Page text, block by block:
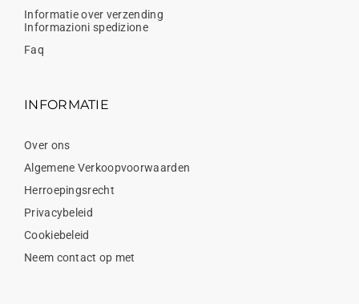
Informatie over verzending
Informazioni spedizione
Faq
INFORMATIE
Over ons
Algemene Verkoopvoorwaarden
Herroepingsrecht
Privacybeleid
Cookiebeleid
Neem contact op met